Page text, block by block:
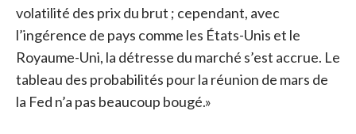
volatilité des prix du brut ; cependant, avec
l’ingérence de pays comme les États-Unis et le
Royaume-Uni, la détresse du marché s’est accrue. Le
tableau des probabilités pour la réunion de mars de
la Fed n’a pas beaucoup bougé.»